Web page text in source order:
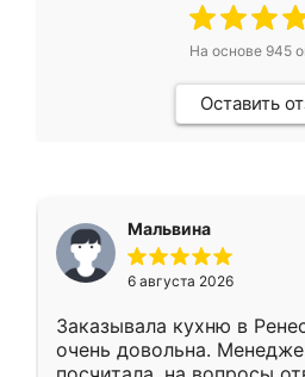
На основе 945
Оставить
Мальвина
6 августа 2026
Заказывала кухню в
очень довольна.